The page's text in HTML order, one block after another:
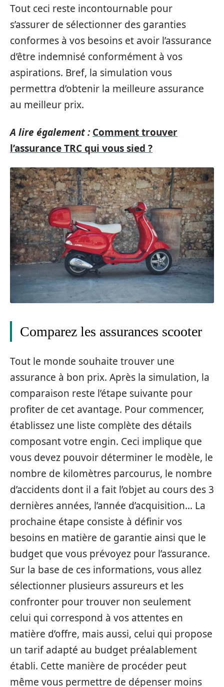
Tout ceci reste incontournable pour
s’assurer de sélectionner des garanties
conformes à vos besoins et avoir l’assurance
d’être indemnisé conformément à vos
aspirations. Bref, la simulation vous
permettra d’obtenir la meilleure assurance
au meilleur prix.
A lire également : Comment trouver
l’assurance TRC qui vous sied ?
Comparez les assurances scooter
Tout le monde souhaite trouver une
assurance à bon prix. Après la simulation, la
comparaison reste l’étape suivante pour
profiter de cet avantage. Pour commencer,
établissez une liste complète des détails
composant votre engin. Ceci implique que
vous devez pouvoir déterminer le modèle, le
nombre de kilomètres parcourus, le nombre
d’accidents dont il a fait l’objet au cours des 3
dernières années, l’année d’acquisition… La
prochaine étape consiste à définir vos
besoins en matière de garantie ainsi que le
budget que vous prévoyez pour l’assurance.
Sur la base de ces informations, vous allez
sélectionner plusieurs assureurs et les
confronter pour trouver non seulement
celui qui correspond à vos attentes en
matière d’offre, mais aussi, celui qui propose
un tarif adapté au budget préalablement
établi. Cette manière de procéder peut
même vous permettre de dépenser moins